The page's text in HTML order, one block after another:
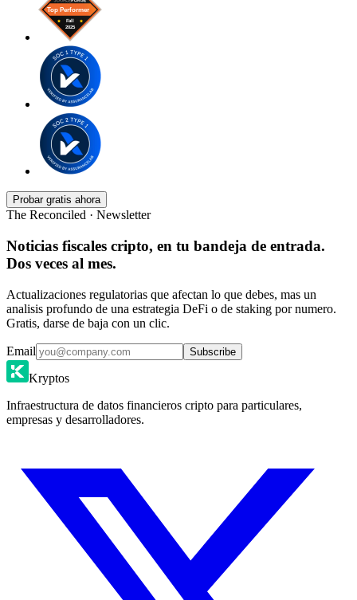
Probar gratis ahora
The Reconciled · Newsletter
Noticias fiscales cripto, en tu bandeja de entrada.
Dos veces al mes.
Actualizaciones regulatorias que afectan lo que debes, mas un
analisis profundo de una estrategia DeFi o de staking por numero.
Gratis, darse de baja con un clic.
Email Subscribe
Kryptos
Infraestructura de datos financieros cripto para particulares,
empresas y desarrolladores.